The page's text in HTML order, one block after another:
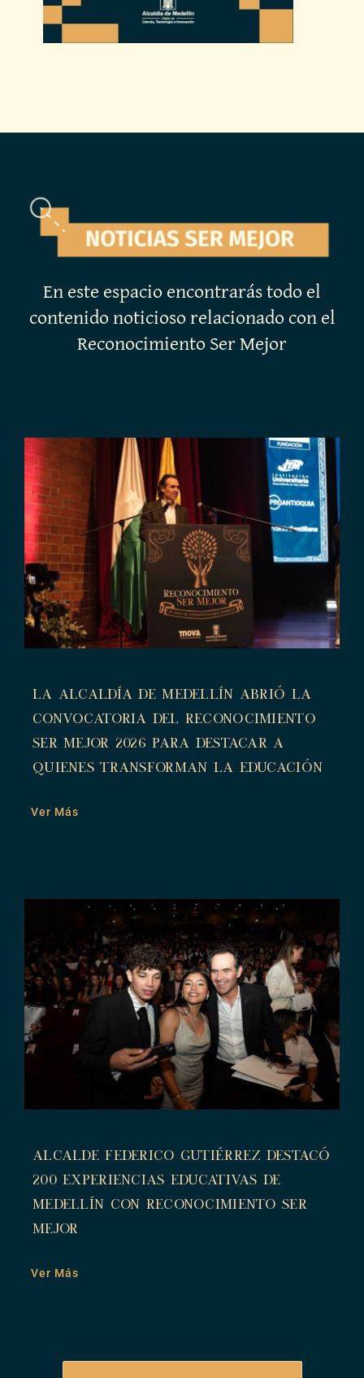
En este espacio encontrarás todo el
contenido noticioso relacionado con el
Reconocimiento Ser Mejor
La Alcaldía de Medellín abrió la
convocatoria del Reconocimiento
Ser Mejor 2026 para destacar a
quienes transforman la educación
Ver Más
Alcalde Federico Gutiérrez destacó
200 experiencias educativas de
Medellín con Reconocimiento Ser
Mejor
Ver Más